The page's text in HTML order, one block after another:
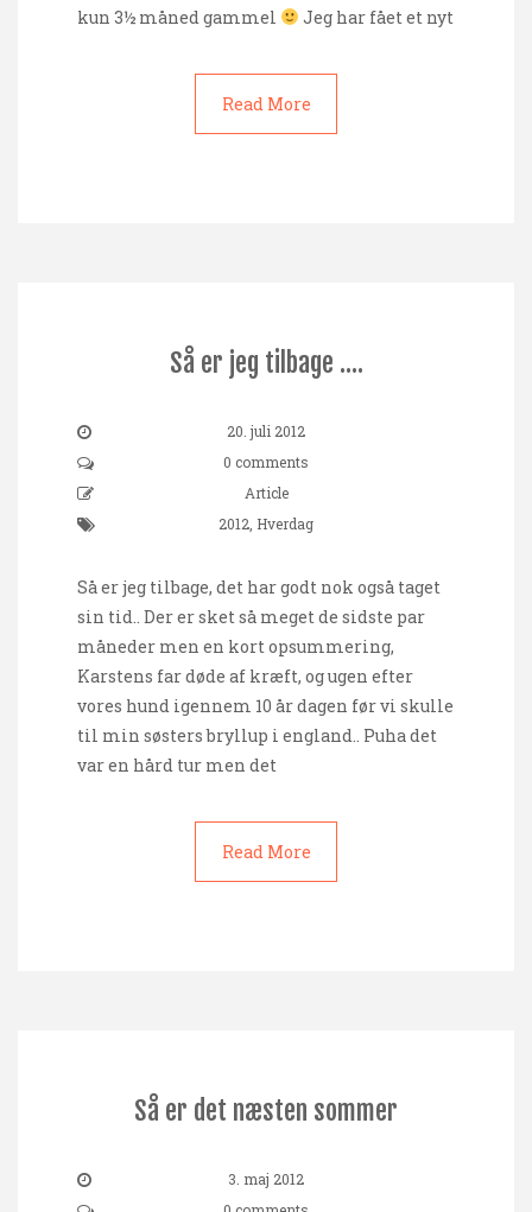
kun 3½ måned gammel
Jeg har fået et nyt
Read More
Så er jeg tilbage ….
20. juli 2012
0 comments
Article
2012 Hverdag
Så er jeg tilbage, det har godt nok også taget
sin tid.. Der er sket så meget de sidste par
måneder men en kort opsummering,
Karstens far døde af kræft, og ugen efter
vores hund igennem 10 år dagen før vi skulle
til min søsters bryllup i england.. Puha det
var en hård tur men det
Read More
Så er det næsten sommer
3. maj 2012